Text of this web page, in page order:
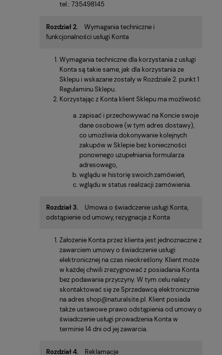
tel.: 735498145
Rozdział 2.
Wymagania techniczne i
funkcjonalności usługi Konta
Wymagania techniczne dla korzystania z usługi
Konta są takie same, jak dla korzystania ze
Sklepu i wskazane zostały w Rozdziale 2. punkt 1
Regulaminu Sklepu.
Korzystając z Konta klient Sklepu ma możliwość:
zapisać i przechowywać na Koncie swoje
dane osobowe (w tym adres dostawy),
co umożliwia dokonywanie kolejnych
zakupów w Sklepie bez konieczności
ponownego uzupełniania formularza
adresowego,
wglądu w historię swoich zamówień,
wglądu w status realizacji zamówienia.
Rozdział 3.
Umowa o świadczenie usługi Konta,
odstąpienie od umowy, rezygnacja z Konta
Założenie Konta przez klienta jest jednoznaczne z
zawarciem umowy o świadczenie usługi
elektronicznej na czas nieokreślony. Klient może
w każdej chwili zrezygnować z posiadania Konta
bez podawania przyczyny. W tym celu należy
skontaktować się ze Sprzedawcą elektronicznie
na adres shop@naturalsite.pl. Klient posiada
także ustawowe prawo odstąpienia od umowy o
świadczenie usługi prowadzenia Konta w
terminie 14 dni od jej zawarcia.
Rozdział 4. Reklamacje